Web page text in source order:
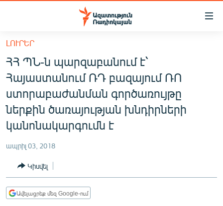
Մատչելիության
հիմնական
բովանդակությանը
Անցնել
հիմնական
մենյուին
Որոնում
ՔԱՂԱՔԱԿԱՆ
ԸՆՏՐՈՒԹՅՈՒՆՆԵՐ 2026
ԻՐԱՎՈՒՆՔ
ՀԱՍԱՐԱԿՈՒԹՅՈՒՆ
ՂԱՐԱԲԱՂ
ՊԱՏԵՐԱԶՄԻ 6 ՇԱԲԱԹՆԵՐԸ
ԼՈՒՐԵՐ
ՀՀ ՊՆ-ն պարզաբանում է՝
Հայաստանում ՌԴ բազայում ՌՈ
ստորաբաժանման գործառույթը
ներքին ծառայության խնդիրների
կանոնակարգումն է
ապրիլ 03, 2018
Կիսվել
Ավելացրեք մեզ Google-ում